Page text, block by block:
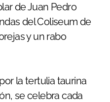
de Juan Pedro
del Coliseum de
y un rabo
la tertulia taurina
se celebra cada